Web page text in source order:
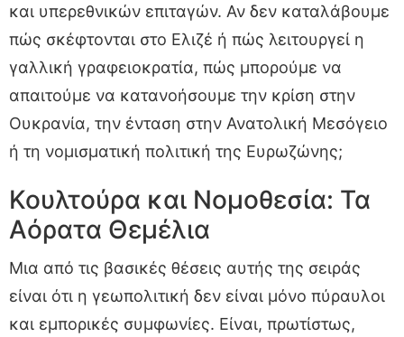
και υπερεθνικών επιταγών. Αν δεν καταλάβουμε
πώς σκέφτονται στο Ελιζέ ή πώς λειτουργεί η
γαλλική γραφειοκρατία, πώς μπορούμε να
απαιτούμε να κατανοήσουμε την κρίση στην
Ουκρανία, την ένταση στην Ανατολική Μεσόγειο
ή τη νομισματική πολιτική της Ευρωζώνης;
Κουλτούρα και Νομοθεσία: Τα
Αόρατα Θεμέλια
Μια από τις βασικές θέσεις αυτής της σειράς
είναι ότι η γεωπολιτική δεν είναι μόνο πύραυλοι
και εμπορικές συμφωνίες. Είναι, πρωτίστως,